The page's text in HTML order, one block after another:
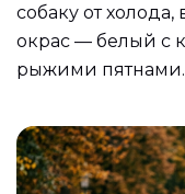
собаку от
окрас — белый с
рыжими пятнами.